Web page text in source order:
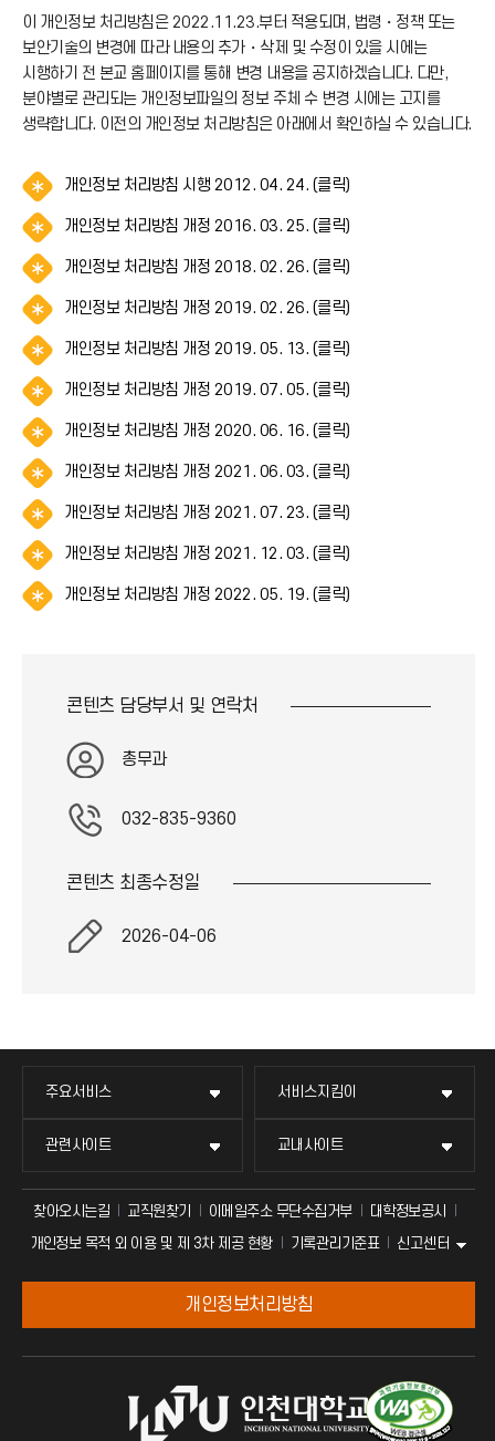
이 개인정보 처리방침은 2022.11.23.부터 적용되며, 법령・정책 또는
보안기술의 변경에 따라 내용의 추가・삭제 및 수정이 있을 시에는
시행하기 전 본교 홈페이지를 통해 변경 내용을 공지하겠습니다. 다만,
분야별로 관리되는 개인정보파일의 정보 주체 수 변경 시에는 고지를
생략합니다. 이전의 개인정보 처리방침은 아래에서 확인하실 수 있습니다.
개인정보 처리방침 시행 2012. 04. 24. (클릭)알
(
아
이
)
개인정보 처리방침 개정 2016. 03. 25. (클릭)알
(
아
이
)
개인정보 처리방침 개정 2018. 02. 26. (클릭)알
(
아
이
)
개인정보 처리방침 개정 2019. 02. 26. (클릭)알
(
아
이
)
개인정보 처리방침 개정 2019. 05. 13. (클릭)알
(
아
이
)
개인정보 처리방침 개정 2019. 07. 05. (클릭)알
(
아
이
)
개인정보 처리방침 개정 2020. 06. 16. (클릭)알
(
아
이
)
개인정보 처리방침 개정 2021. 06. 03. (클릭)알
(
아
이
개인정보 처리방침 개정 2021. 07. 23. (클릭)알
(
아
개인정보 처리방침 개정 2021. 12. 03. (클릭)알
(
개인정보 처리방침 개정 2022. 05. 19. (클릭)알
이
콘텐츠 담당부서 및 연락처
총무과
032-835-9360
콘텐츠 최종수정일
2026-04-06
주요서비스 서비스지킴이
관련사이트 교내사이트
찾아오시는길 교직원찾기 이메일주소 무단수집거부
대학정보공시
개인정보 목적 외 이용 및 제 3차 제공 현황
기록관리기준표 신고센터
개인정보처리방침